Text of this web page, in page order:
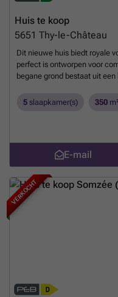
Huis te koop
5651 Thy-le-Château
Dit nieuwe huis biedt royale
perfect is ontworpen voor
begane grond bestaat uit
uitgeruste keuken met
compleet. De eerste
een kleedkamer, een
wasruimte. De tweede
omgebouwde
ononderbroken uitzicht en
voor 2 auto's.Meer weten?
5 slaapkamer(s) 350 m²
E-mail
VERKOCHT